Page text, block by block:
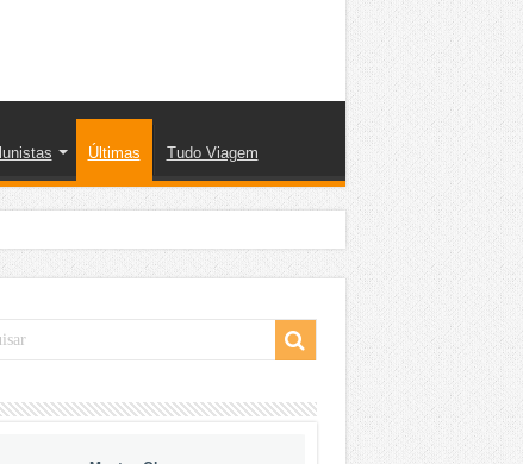
Últimas Tudo Viagem
Vila Olímpia, em São Paulo